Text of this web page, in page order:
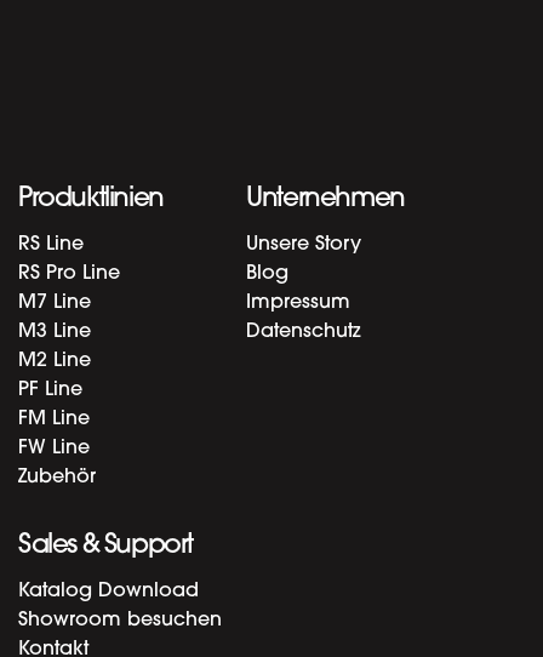
Produktlinien
RS Line
RS Pro Line
M7 Line
M3 Line
M2 Line
PF Line
FM Line
FW Line
Zubehör
Unternehmen
Unsere Story
Blog
Impressum
Datenschutz
Sales & Support
Katalog Download
Showroom besuchen
Kontakt